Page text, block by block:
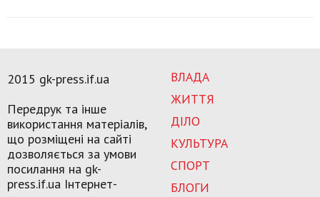
ВЛАДА
ЖИТТЯ
ДІЛО
КУЛЬТУРА
СПОРТ
БЛОГИ
2015 gk-press.if.ua
Передрук та інше
використання матеріалів,
що розміщені на сайті
дозволяється за умови
посилання на gk-
press.if.ua Інтернет-